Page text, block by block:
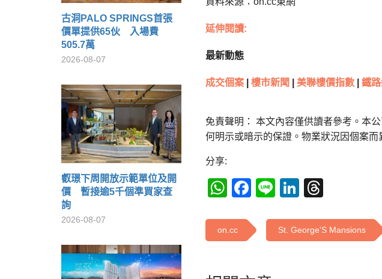
古洞PALO SPRINGS首張
價單提供65伙 入場費
505.7萬
2026-08-07
叡璟下周開放示範單位及開
價 暫接逾5千個準買家查
詢
2026-08-07
延伸閱讀:
最新動態
成交個案 樓市新聞 美聯樓價指數 鐵
免責聲明： 本文內容僅供讀者參考。本
何明示或暗示的保證。物業狀況因個案
分享:
WhatsApp
Facebook
LineLinkedIn
on.cc St. George'S Mansions